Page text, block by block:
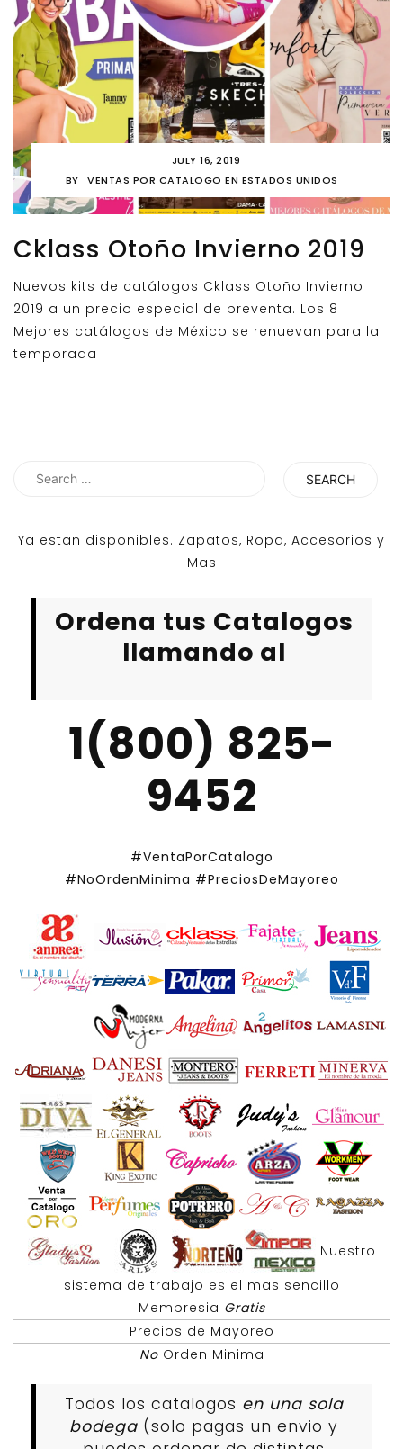
JULY 16, 2019
BY
VENTAS POR CATALOGO EN ESTADOS UNIDOS
Cklass Otoño Invierno 2019
Nuevos kits de catálogos Cklass Otoño Invierno
2019 a un precio especial de preventa. Los 8
Mejores catálogos de México se renuevan para la
temporada
Search
Ya estan disponibles. Zapatos, Ropa, Accesorios y
Mas
Ordena tus Catalogos
llamando al
1(800) 825-
9452
#VentaPorCatalogo
#NoOrdenMinima #PreciosDeMayoreo
Nuestro
sistema de trabajo es el mas sencillo
Membresia Gratis
Precios de Mayoreo
NoOrden Minima
Todos los catalogos en una sola
bodega (solo pagas un envio y